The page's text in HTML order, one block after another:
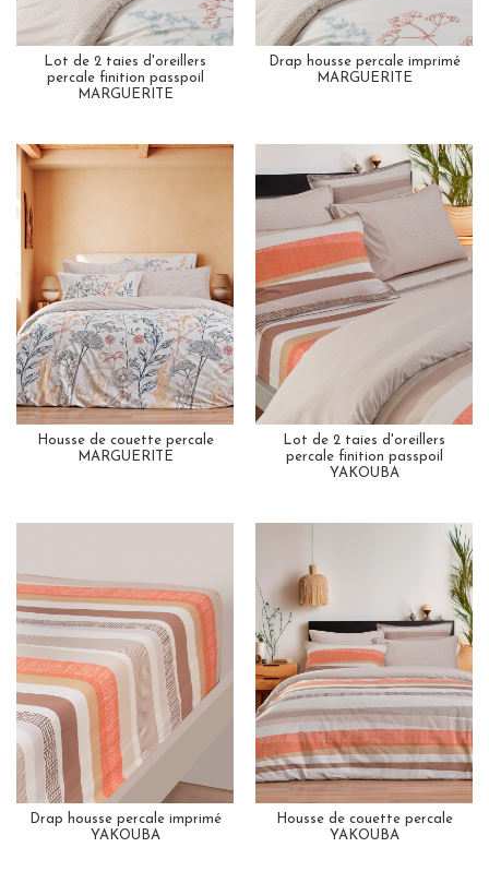
Lot de 2 taies d'oreillers
percale finition passpoil
MARGUERITE
Drap housse percale imprimé
MARGUERITE
Housse de couette percale
MARGUERITE
Lot de 2 taies d'oreillers
percale finition passpoil
YAKOUBA
Drap housse percale imprimé
YAKOUBA
Housse de couette percale
YAKOUBA